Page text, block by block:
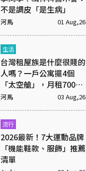
不是調皮「是生病」
河馬 01 Aug,26
生活
台灣租屋族是什麼很賤的
人嗎？一戶公寓擺4個
「太空艙」，月租7000
元
河馬 03 Aug,26
流行
2026最新！7大運動品牌
「機能鞋款、服飾」推薦
清單